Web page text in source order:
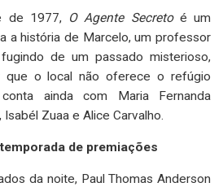
de 1977, O Agente Secretoé um
a história de Marcelo, um professor
de um passado misterioso,
que o local não oferece o refúgio
ainda com Maria Fernanda
Zuaa e Alice Carvalho.
de premiações
da noite, Paul Thomas Anderson